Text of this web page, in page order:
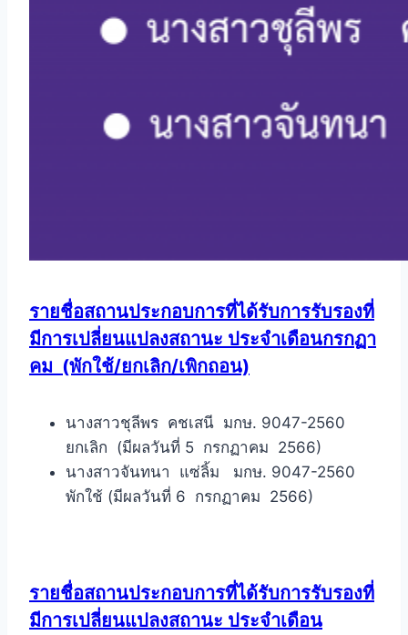
รายชื่อสถานประกอบการที่ได้รับการรับรองที่
มีการเปลี่ยนแปลงสถานะ ประจำเดือนกรกฏา
คม (พักใช้/ยกเลิก/เพิกถอน)
นางสาวชุลีพร คชเสนี มกษ. 9047-2560
ยกเลิก (มีผลวันที่ 5 กรกฏาคม 2566)
นางสาวจันทนา แซ่ลิ้ม มกษ. 9047-2560
พักใช้ (มีผลวันที่ 6 กรกฏาคม 2566)
รายชื่อสถานประกอบการที่ได้รับการรับรองที่
มีการเปลี่ยนแปลงสถานะ ประจำเดือน